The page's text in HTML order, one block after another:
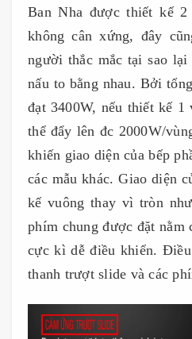
Ban Nha được thiết kế
không cân xứng, đây
người thắc mắc tại sao
nấu to bằng nhau. Bởi
đạt 3400W, nếu thiết kế
thể đẩy lên đc 2000W/
khiến giao diện của bếp
các mẫu khác. Giao diện
kế vuông thay vì tròn
phím chung được đặt nằm
cực kì dễ điều khiển.
thanh trượt slide và các